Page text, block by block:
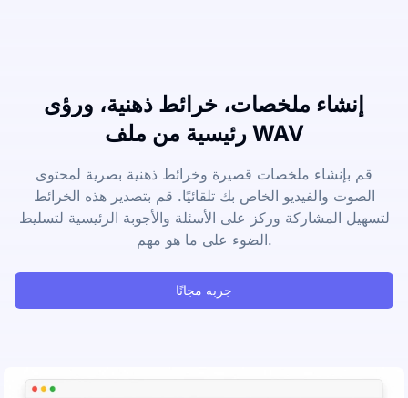
إنشاء ملخصات، خرائط ذهنية، ورؤى
رئيسية من ملف WAV
قم بإنشاء ملخصات قصيرة وخرائط ذهنية بصرية لمحتوى
الصوت والفيديو الخاص بك تلقائيًا. قم بتصدير هذه الخرائط
لتسهيل المشاركة وركز على الأسئلة والأجوبة الرئيسية لتسليط
الضوء على ما هو مهم.
جربه مجانًا